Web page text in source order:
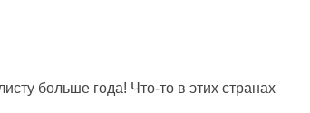
больше года! Что-то в этих странах